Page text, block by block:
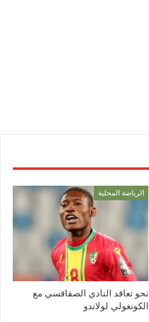
الرياضة المحلية
نحو تعاقد النادي الصفاقسي مع
الكونغولي لولاندو